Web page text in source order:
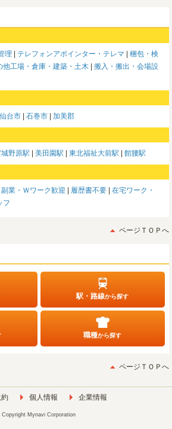
理 テレフォンアポインター・テレマ
梱包・検
他工場・倉庫・建築・土木
搬入・搬出・会場設
仙台市 石巻市 加美郡
野原駅 美田園駅 東北福祉大前駅 館腰駅
副業・Ｗワーク歓迎 履歴書不要
在宅ワーク・
フ
ページＴＯＰへ
駅・路線から探す
職種から探す
ページＴＯＰへ
個人情報 企業情報
Copyright Mynavi Corporation